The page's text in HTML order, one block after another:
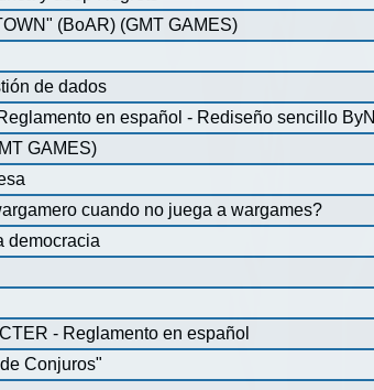
(BoAR) (GMT GAMES)
de dados
en español - Rediseño sencillo ByN
GAMES)
cuando no juega a wargames?
democracia
- Reglamento en español
Conjuros"